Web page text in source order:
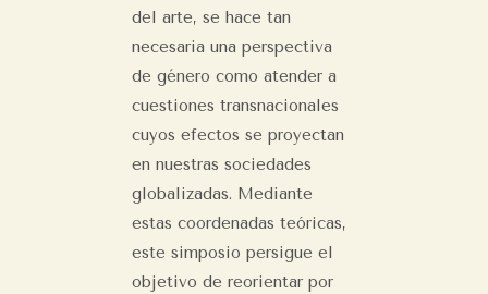
del arte, se hace tan
necesaria una perspectiva
de género como atender a
cuestiones transnacionales
cuyos efectos se proyectan
en nuestras sociedades
globalizadas. Mediante
estas coordenadas teóricas,
este simposio persigue el
objetivo de reorientar por